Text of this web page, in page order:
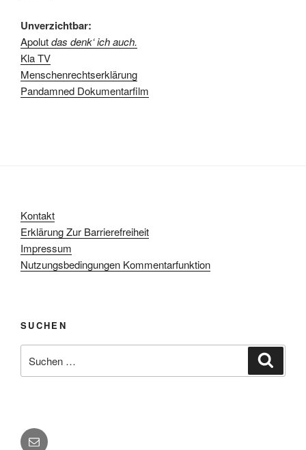
Unverzichtbar:
Apolutdas denk‘ ich auch.
Kla TV
Menschenrechtserklärung
Pandamned Dokumentarfilm
Kontakt
Erklärung Zur Barrierefreiheit
Impressum
Nutzungsbedingungen Kommentarfunktion
SUCHEN
nach:
E-